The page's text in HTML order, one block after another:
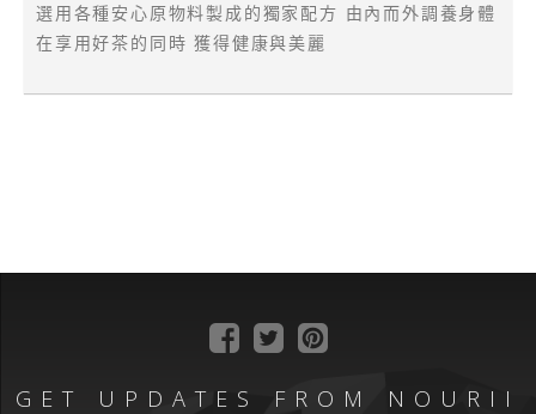
選用各種安心原物料製成的獨家配方 由內而外調養身體
在享用好茶的同時 獲得健康與美麗
GET UPDATES FROM NOURII